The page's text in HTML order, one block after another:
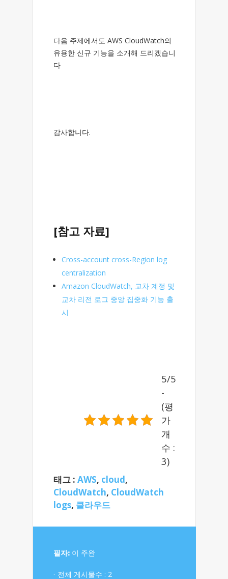
다음 주제에서도 AWS CloudWatch의
유용한 신규 기능을 소개해 드리겠습니
다
감사합니다.
[참고 자료]
Cross-account cross-Region log
centralization
Amazon CloudWatch, 교차 계정 및
교차 리전 로그 중앙 집중화 기능 출
시
5/5
-
(평
가
개
수 :
3)
태그 : AWS, cloud,
CloudWatch, CloudWatch
logs, 클라우드
필자: 이 주완
전체 게시물수 : 2